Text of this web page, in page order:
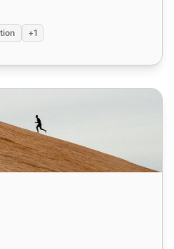
+1
(CES) – Какво е и как